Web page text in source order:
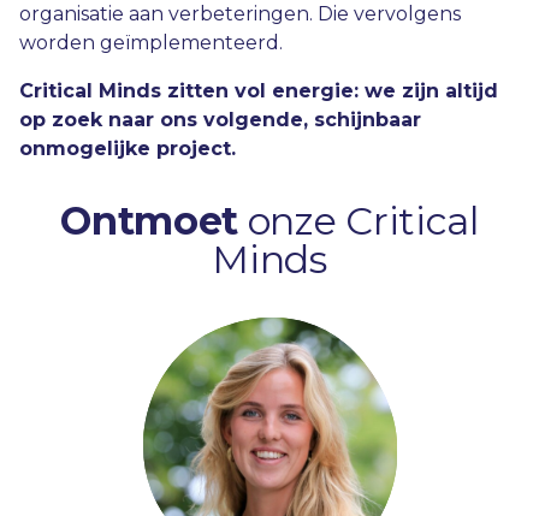
organisatie aan verbeteringen. Die vervolgens
worden geïmplementeerd.
Critical Minds zitten vol energie: we zijn altijd
op zoek naar ons volgende, schijnbaar
onmogelijke project.
Ontmoet onze Critical
Minds